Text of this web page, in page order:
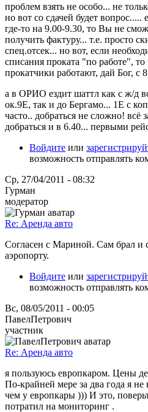
проблем взять не особо... не
но вот со сдачей будет
где-то на 9.00-9.30, то Вы не
получить фактуру... т.е. просто
спец.отсек... но вот, если
списания проката "по работе",
прокатчики работают, дай Бог, с
а в ОРИО ездит шаттл как с ж/д
ок.9Е, так и до Бергамо... 1Е с
часто.. добраться не сложно! всё
добраться и в 6.40... первыми
Войдите или
возможность отправлять
Ср, 27/04/2011 - 08:32
Гурман
модератор
Re: Аренда авто
Согласен с Мариной. Сам брал и
аэропорту.
Войдите или
возможность отправлять
Вс, 08/05/2011 - 00:05
ПавелПетрович
участник
Re: Аренда авто
я пользуюсь европкаром. Цены
По-крайней мере за два года я
чем у европкары ))) И это,
потратил на мониторинг .